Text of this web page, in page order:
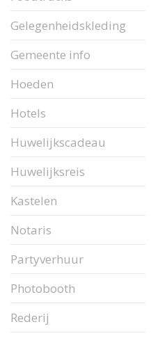
Gelegenheidskleding
Gemeente info
Hoeden
Hotels
Huwelijkscadeau
Huwelijksreis
Kastelen
Notaris
Partyverhuur
Photobooth
Rederij